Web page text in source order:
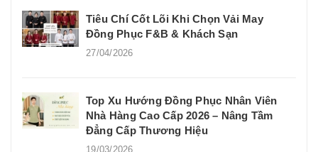
Tiêu Chí Cốt Lõi Khi Chọn Vải May
Đồng Phục F&B & Khách Sạn
27/04/2026
Top Xu Hướng Đồng Phục Nhân Viên
Nhà Hàng Cao Cấp 2026 – Nâng Tầm
Đẳng Cấp Thương Hiệu
19/03/2026